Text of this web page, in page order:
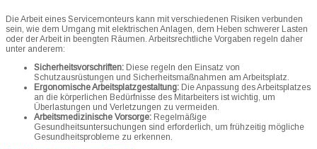
Die Arbeit eines Servicemonteurs kann mit verschiedenen Risiken verbunden
sein, wie dem Umgang mit elektrischen Anlagen, dem Heben schwerer Lasten
oder der Arbeit in beengten Räumen. Arbeitsrechtliche Vorgaben regeln daher
unter anderem:
Sicherheitsvorschriften: Diese regeln den Einsatz von
Schutzausrüstungen und Sicherheitsmaßnahmen am Arbeitsplatz.
Ergonomische Arbeitsplatzgestaltung: Die Anpassung des Arbeitsplatzes
an die körperlichen Bedürfnisse des Mitarbeiters ist wichtig, um
Überlastungen und Verletzungen zu vermeiden.
Arbeitsmedizinische Vorsorge: Regelmäßige
Gesundheitsuntersuchungen sind erforderlich, um frühzeitig mögliche
Gesundheitsprobleme zu erkennen.